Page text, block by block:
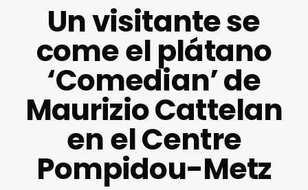
Un visitante se
come el plátano
‘Comedian’ de
Maurizio Cattelan
en el Centre
Pompidou-Metz